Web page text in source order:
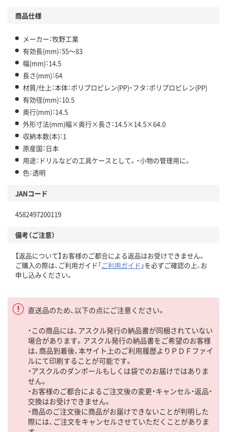
商品仕様
メーカー：牧野工業
有効長(mm)：55～83
幅(mm)：14.5
長さ(mm)：64
材質/仕上：本体：ポリプロピレン(PP)・フタ：ポリプロピレン(PP)
有効径(mm)：10.5
奥行(mm)：14.5
外形寸法(mm)幅×奥行×長さ：14.5×14.5×64.0
収納本数(本)：1
原産国：日本
用途：ドリルなどの工具ケースとして。・小物の管理用に。
色：透明
JANコード
4582497200119
備考（ご注意）
【返品について】お客様のご都合による返品はお受けできません。
ご購入の際は、ご利用ガイド「ご利用ガイド 」を必ずご確認の上、お
申し込みください。
直送品のため、以下の点にご注意ください。
・この商品には、アスクル発行の納品書が同梱されていない
場合があります。アスクル発行の納品書をご希望のお客様
は、商品到着後、本サイト上のご利用履歴よりＰＤＦファイ
ルにて印刷することが可能です。
・アスクルのダンボールもしくは袋でのお届けではありま
せん。
・お客様のご都合によるご注文後の変更・キャンセル・返品・
交換はお受けできません。
・商品のご注文後に商品がお届けできないことが判明した
際には、ご注文をキャンセルさせていただくことがありま